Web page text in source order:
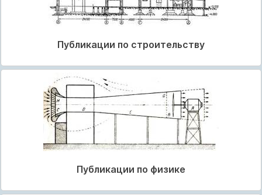
Публикации по строительству
Публикации по физике